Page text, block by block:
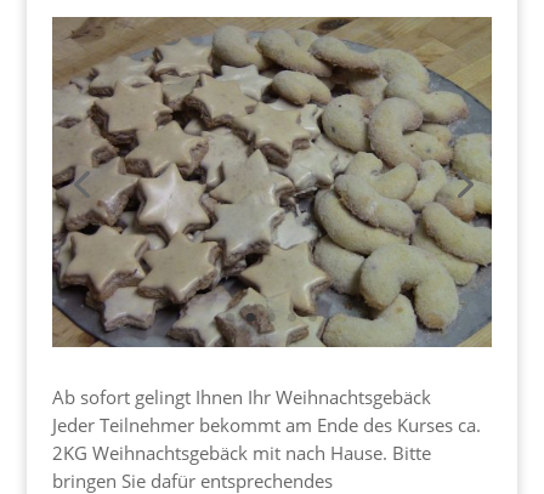
Ab sofort gelingt Ihnen Ihr Weihnachtsgebäck
Jeder Teilnehmer bekommt am Ende des Kurses ca.
2KG Weihnachtsgebäck mit nach Hause. Bitte
bringen Sie dafür entsprechendes